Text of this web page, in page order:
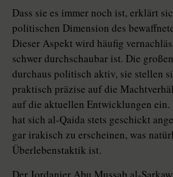
Dass sie es immer noch ist, erklärt
politischen Dimension des
Dieser Aspekt wird häufig
schwer durchschaubar ist. Die
durchaus politisch aktiv, sie stellen
praktisch präzise auf die
auf die aktuellen Entwicklungen
hat sich al-Qaida stets geschickt
gar irakisch zu erscheinen, was
Überlebenstaktik ist.